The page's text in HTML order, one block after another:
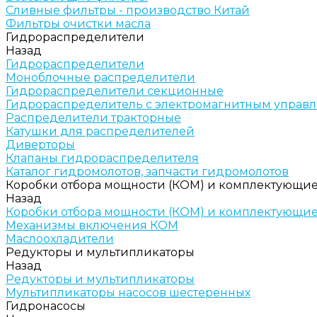
Сливные фильтры - производство Китай
Фильтры очистки масла
Гидрораспределители
Назад
Гидрораспределители
Моноблочные распределители
Гидрораспределители секционные
Гидрораспределитель с электромагнитным
Распределители тракторные
Катушки для распределителей
Диверторы
Клапаны гидрораспределителя
Каталог гидромолотов, запчасти гидромолотов
Коробки отбора мощности (КОМ) и комплектующие
Назад
Коробки отбора мощности (КОМ) и комплектующие
Механизмы включения КОМ
Маслоохладители
Редукторы и мультипликаторы
Назад
Редукторы и мультипликаторы
Мультипликаторы насосов шестеренных
Гидронасосы